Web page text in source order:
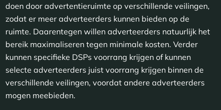
doen door advertentieruimte op verschillende veilingen,
zodat er meer adverteerders kunnen bieden op de
ruimte. Daarentegen willen adverteerders natuurlijk het
bereik maximaliseren tegen minimale kosten. Verder
kunnen specifieke DSPs voorrang krijgen of kunnen
selecte adverteerders juist voorrang krijgen binnen de
verschillende veilingen, voordat andere adverteerders
mogen meebieden.